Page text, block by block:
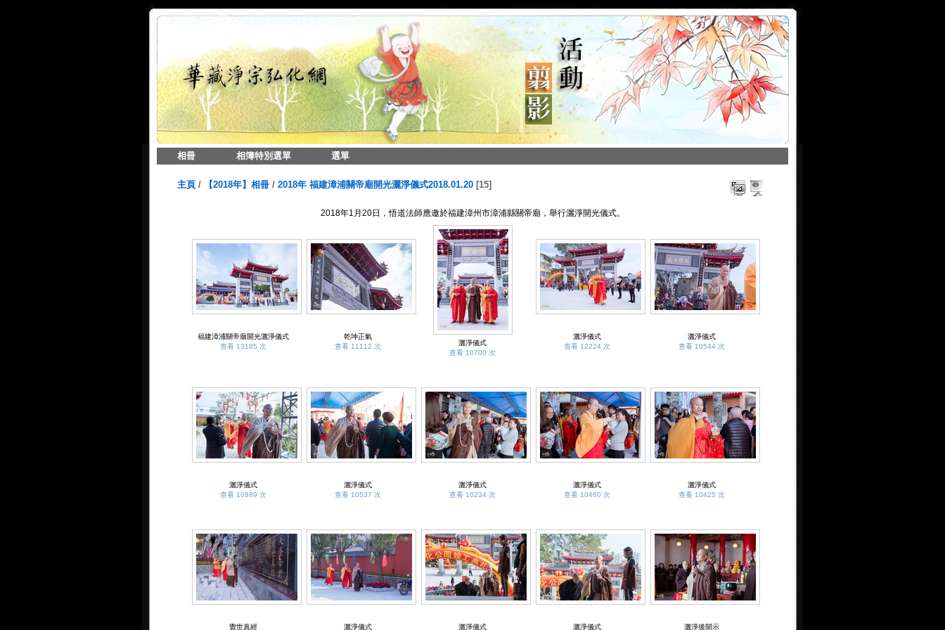
相冊 相簿特別選單 選單
主頁/ 【2018年】相冊/ 2018年 福建漳浦關帝廟開光灑淨儀式2018.01.20 15
2018年1月20日，悟道法師應邀於福建漳州市漳浦縣關帝廟，舉行灑淨開光儀式。
福建漳浦關帝廟開光灑淨儀式
查看 13185 次
乾坤正氣
查看 11112 次
灑淨儀式
查看 10700 次
灑淨儀式
查看 12224 次
灑淨儀式
查看 10544 次
灑淨儀式
查看 10889 次
灑淨儀式
查看 10537 次
灑淨儀式
查看 10234 次
灑淨儀式
查看 10460 次
灑淨儀式
查看 10425 次
覺世真經 灑淨儀式 灑淨儀式 灑淨儀式 灑淨後開示